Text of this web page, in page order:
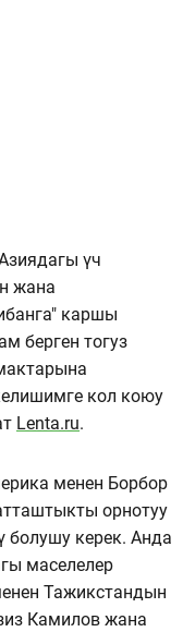
үч
жана
каршы
берген тогуз
кол коюу
Lenta.ru.
менен Борбор
орнотуу
болушу керек. Анда
маселелер
Тажикстандын
Камилов жана